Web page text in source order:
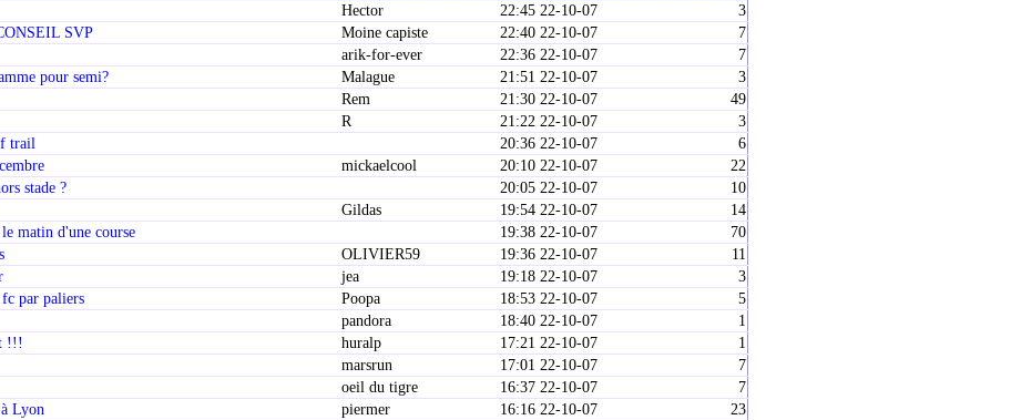
Hector 22:45 22-10-07
3
SVP
Moine capiste 22:40 22-10-07
7
arik-for-ever 22:36 22-10-07
7
pour semi?
Malague 21:51 22-10-07
3
Rem 21:30 22-10-07
49
R 21:22 22-10-07
3
trail
20:36 22-10-07
6
mickaelcool 20:10 22-10-07
22
stade ?
20:05 22-10-07
10
Gildas 19:54 22-10-07
14
matin d'une course
19:38 22-10-07
70
OLIVIER59 19:36 22-10-07
11
jea 19:18 22-10-07
3
par paliers
Poopa 18:53 22-10-07
5
pandora 18:40 22-10-07
1
!!!
huralp 17:21 22-10-07
1
marsrun 17:01 22-10-07
7
oeil du tigre 16:37 22-10-07
7
Lyon
piermer 16:16 22-10-07
23